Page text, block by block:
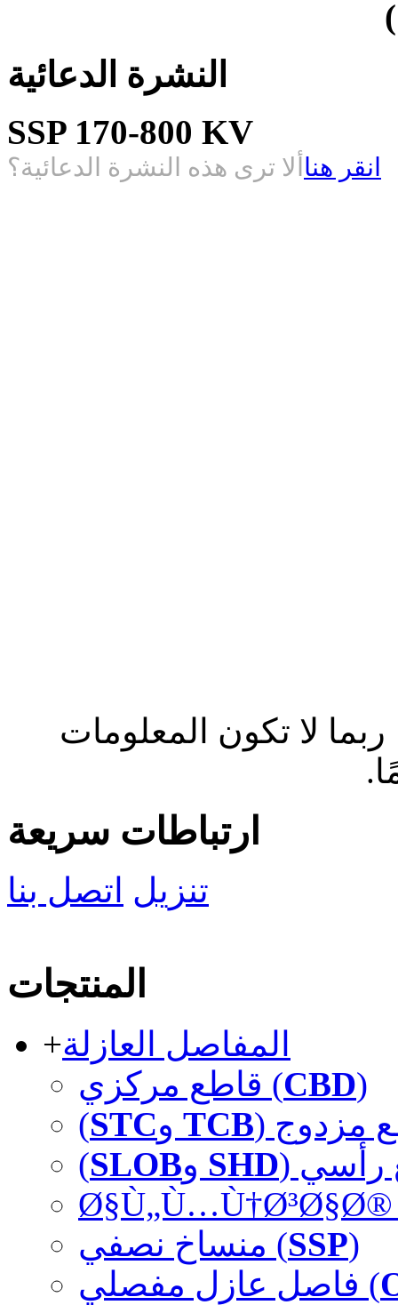
النشرة الدعائية
SSP 170-800 KV
ألا ترى هذه النشرة الدعائية؟ انقر هنا
لا تكون المعلومات
ارتباطات سريعة
تنزيل اتصل بنا
المنتجات
+المفاصل العازلة
قاطع مركزي (CBD)
مزدوج (TCB وSTC
)
رأسي (SHD وSLOB
Ø§Ù„Ù…Ù†Ø³Ø§Ø®
منساخ نصفي (SSP)
فاصل عازل مفصلي (